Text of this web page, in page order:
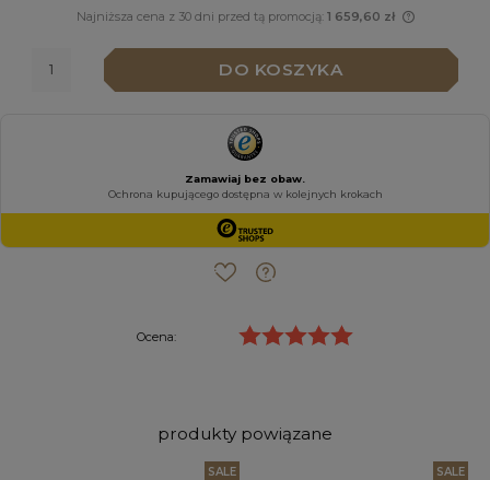
Najniższa cena z 30 dni przed tą promocją: 1 659,60 zł
niż 30
cena
DO KOSZYKA
Ocena:
produkty powiązane
SALE SALE